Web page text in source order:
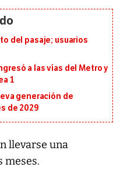
del pasaje; usuarios
a las vías del Metro y
1
generación de
de 2029
llevarse una
meses.